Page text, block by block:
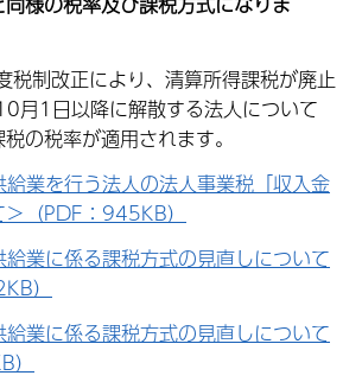
税制改正により、清算所得課税が廃止
月1日以降に解散する法人について
の税率が適用されます。
給業を行う法人の法人事業税「収入金
（PDF：945KB）
給業に係る課税方式の見直しについて
）
給業に係る課税方式の見直しについて